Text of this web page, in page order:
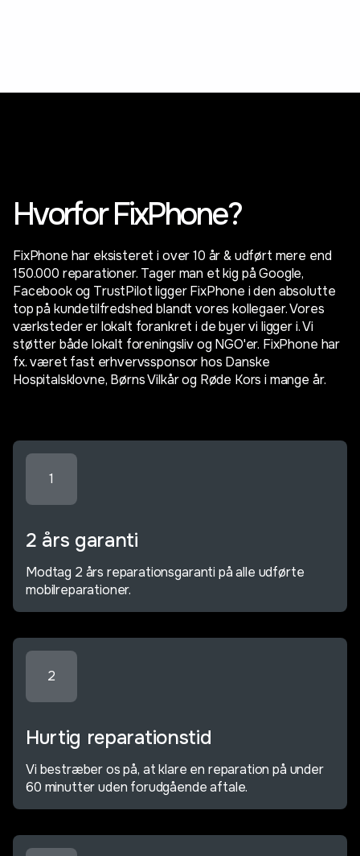
Hvorfor FixPhone?
FixPhone har eksisteret i over 10 år & udført mere end
150.000 reparationer. Tager man et kig på Google,
Facebook og TrustPilot ligger FixPhone i den absolutte
top på kundetilfredshed blandt vores kollegaer. Vores
værksteder er lokalt forankret i de byer vi ligger i. Vi
støtter både lokalt foreningsliv og NGO'er. FixPhone har
fx. været fast erhvervssponsor hos Danske
Hospitalsklovne, Børns Vilkår og Røde Kors i mange år.
1
2 års garanti
Modtag 2 års reparationsgaranti på alle udførte
mobilreparationer.
2
Hurtig reparationstid
Vi bestræber os på, at klare en reparation på under
60 minutter uden forudgående aftale.